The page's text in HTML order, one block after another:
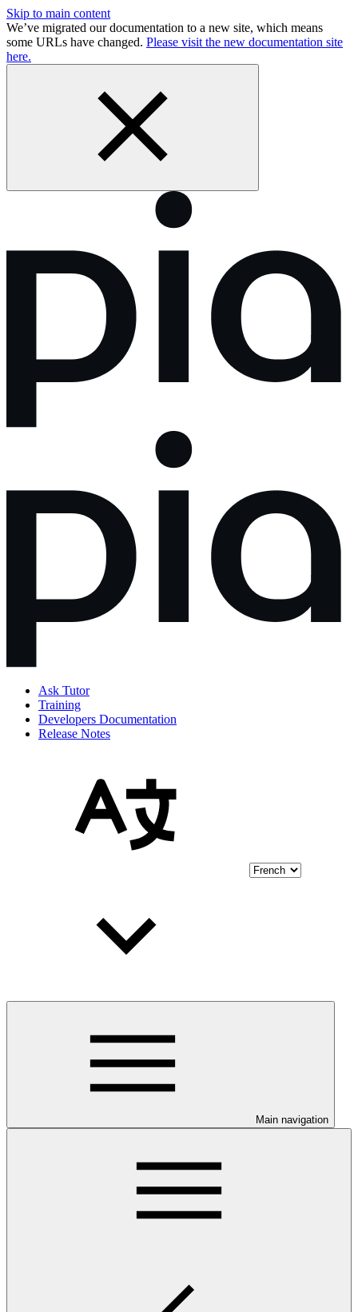
Skip to main content
We’ve migrated our documentation to a new site, which means
some URLs have changed. Please visit the new documentation site
here.
Ask Tutor
Training
Developers Documentation
Release Notes
Main navigation